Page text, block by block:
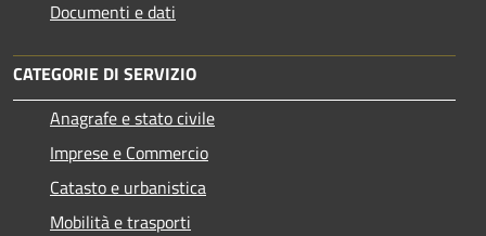
Documenti e dati
CATEGORIE DI SERVIZIO
Anagrafe e stato civile
Imprese e Commercio
Catasto e urbanistica
Mobilità e trasporti